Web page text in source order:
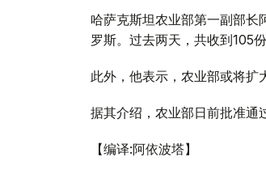
哈萨克斯坦农业部第一副部长
罗斯。过去两天，共收到105
此外，他表示，农业部或将扩
据其介绍，农业部日前批准通
【编译:阿依波塔】